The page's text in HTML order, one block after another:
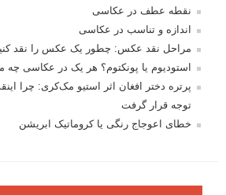
نقطه عطف در عکاسی
اندازه و تناسب در عکاسی
مراحل نقد عکس: چطور یک عکس را نقد
استودیوم یا پونکتوم؟ هر یک در عکاسی چه
پرتره دختر افغان اثر استیو مک‌کری: چرا
توجه قرار گرفت
خطای اعوجاج رنگی یا کروماتیک ابریشن